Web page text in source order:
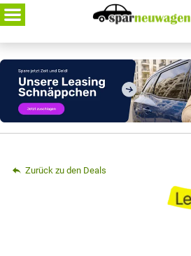
Skip
to
content
Zurück zu den Deals